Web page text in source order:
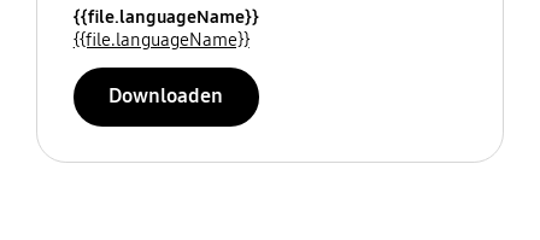
{{file.languageName}}
{{file.languageName}}
Downloaden